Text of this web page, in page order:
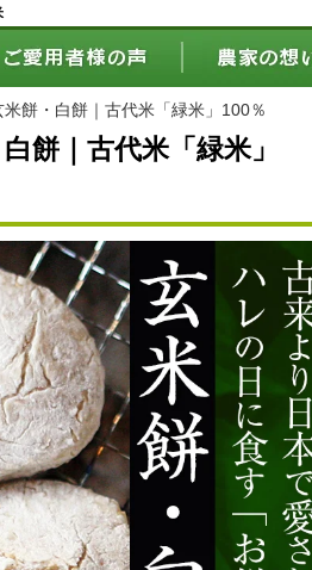
餅・白餅｜古代米「緑米」100％
餅｜古代米「緑米」